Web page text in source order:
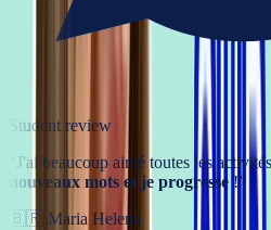
Student review
J'ai beaucoup aimé toutes les
nouveaux mots et je progresse !”
🇧🇷 Maria Helena